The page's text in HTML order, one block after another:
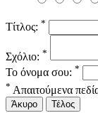
Τίτλος: *
Σχόλιο: *
Το όνομα σου: *
* Απαιτούμενα
Άκυρο Τέλος